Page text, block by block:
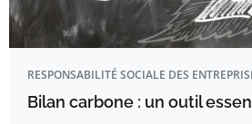
RESPONSABILITÉ SOCIALE DES
Bilan carbone : un outil